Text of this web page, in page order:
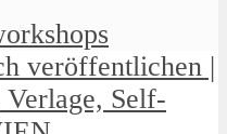
veröffentlichen |
Self-